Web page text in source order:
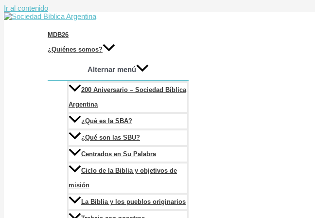
Ir al contenido
MDB26
¿Quiénes somos?
Alternar menú
200 Aniversario – Sociedad Bíblica
Argentina
¿Qué es la SBA?
¿Qué son las SBU?
Centrados en Su Palabra
Ciclo de la Biblia y objetivos de
misión
La Biblia y los pueblos originarios